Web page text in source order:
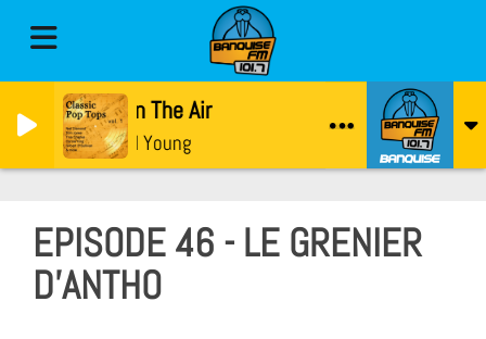
Love Is In The Air
John Paul Young
EPISODE 46 - LE GRENIER
D'ANTHO